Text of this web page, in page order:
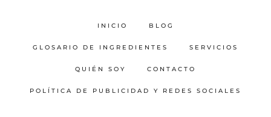
INICIO BLOG
GLOSARIO DE INGREDIENTES SERVICIOS
QUIÉN SOY CONTACTO
POLÍTICA DE PUBLICIDAD Y REDES SOCIALES